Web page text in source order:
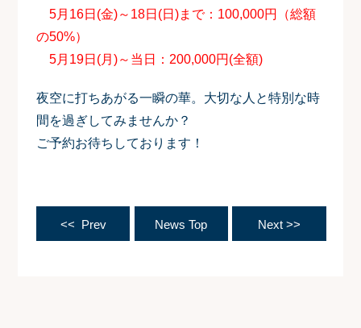
5月16日(金)～18日(日)まで：100,000円（総額
の50%）
5月19日(月)～当日：200,000円(全額)
夜空に打ちあがる一瞬の華。大切な人と特別な時
間を過ぎしてみませんか？
ご予約お待ちしております！
<< Prev News Top Next >>